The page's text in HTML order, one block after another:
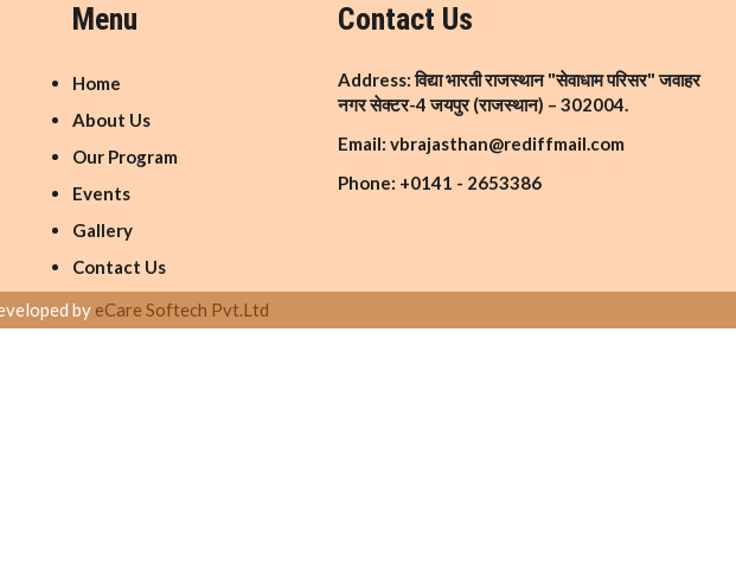
Menu
Home
About Us
Our Program
Events
Gallery
Contact Us
Contact Us
Address: विद्या भारती राजस्थान "सेवाधाम परिसर" जवाहर
नगर सेक्टर-4 जयपुर (राजस्थान) – 302004.
Email: vbrajasthan@rediffmail.com
Phone: +0141 - 2653386
by eCare Softech Pvt.Ltd